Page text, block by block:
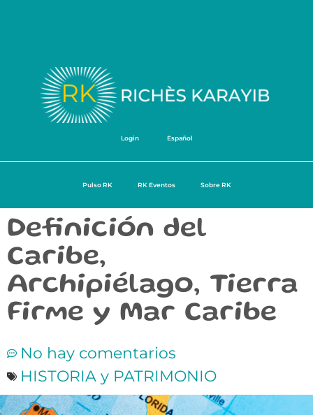
Login Español
Pulso RK RK Eventos Sobre RK
Definición del
Caribe,
Archipiélago, Tierra
Firme y Mar Caribe
No hay comentarios
HISTORIA y PATRIMONIO